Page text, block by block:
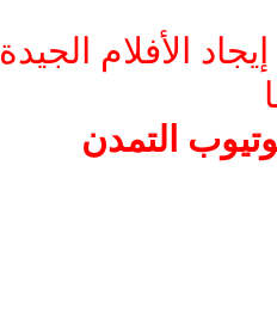
الأفلام الجيدة
التمدن